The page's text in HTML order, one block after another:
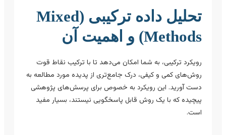
تحلیل داده ترکیبی (Mixed
Methods) و اهمیت آن
رویکرد ترکیبی، به شما امکان می‌دهد تا با ترکیب نقاط قوت
روش‌های کمی و کیفی، درک جامع‌تری از پدیده مورد مطالعه به
دست آورید. این رویکرد به خصوص برای پرسش‌های پژوهشی
پیچیده که با یک روش قابل پاسخگویی نیستند، بسیار مفید